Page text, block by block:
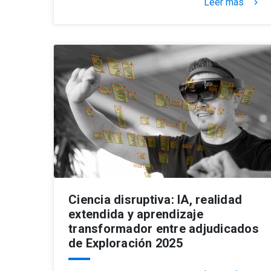
keyboard_arrow_right
Ciencia disruptiva: IA, realidad
extendida y aprendizaje
transformador entre adjudicados
de Exploración 2025